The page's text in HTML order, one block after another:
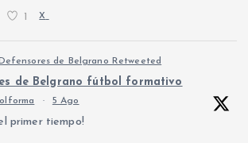
X
Defensores de Belgrano Retweeted
de Belgrano fútbol formativo
· 5 Ago
primer tiempo!